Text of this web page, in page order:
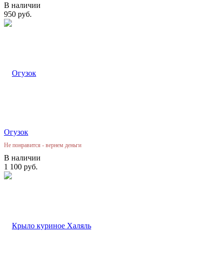
В наличии
950 руб.
Огузок
Не понравится - вернем деньги
В наличии
1 100 руб.